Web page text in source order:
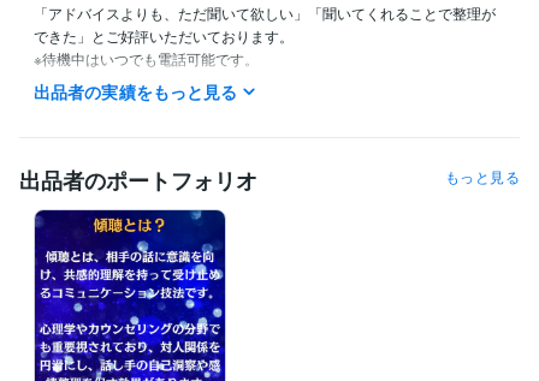
「アドバイスよりも、ただ聞いて欲しい」「聞いてくれることで整理が
できた」とご好評いただいております。
※待機中はいつでも電話可能です。
お勧め：即レスチャット「電話と同様、レスポンスが早いのでホッとす
https://coconala.com/services/3623541
❖・・
カウンセラーとして従事しているため
ご希望に添えない時間帯があります。
❖・・
ご相談されたい要点を先にお伝えされてもOKです！
お気軽に何でもご質問くださいね。
出品者の実績をもっと見る
出品者のポートフォリオ もっと見る